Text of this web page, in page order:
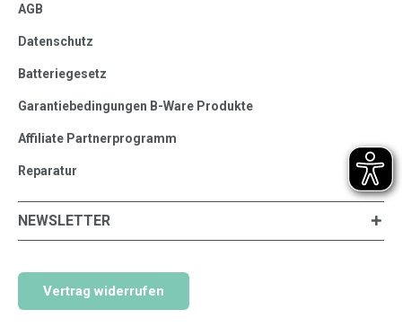
AGB
Datenschutz
Batteriegesetz
Garantiebedingungen B-Ware Produkte
Affiliate Partnerprogramm
Reparatur
NEWSLETTER
Vertrag widerrufen